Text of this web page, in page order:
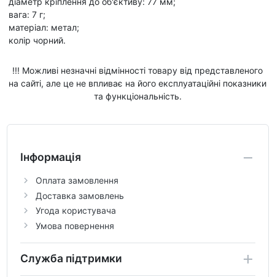
вага: 7 г;
матеріал: метал;
колір чорний.
!!! Можливі незначні відмінності товару від представленого
на сайті, але це не впливає на його експлуатаційні показники
та функціональність.
Інформація
Оплата замовлення
Доставка замовлень
Угода користувача
Умова повернення
Служба підтримки